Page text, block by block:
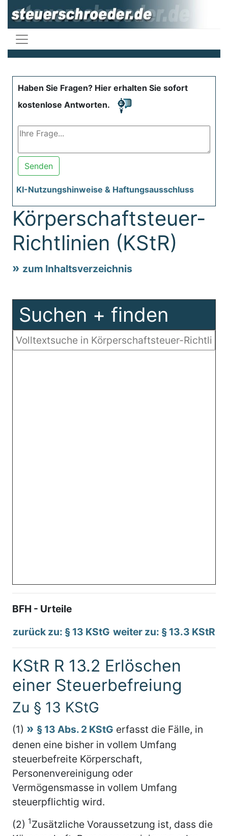
Haben Sie Fragen? Hier erhalten Sie sofort
kostenlose Antworten.
Senden
KI-Nutzungshinweise & Haftungsausschluss
Körperschaftsteuer-
Richtlinien (KStR)
zum Inhaltsverzeichnis
Suchen + finden
BFH - Urteile
zurück zu: § 13 KStG weiter zu: § 13.3 KStR
KStR R 13.2 Erlöschen
einer Steuerbefreiung
Zu § 13 KStG
(1) § 13 Abs. 2 KStG erfasst die Fälle, in
denen eine bisher in vollem Umfang
steuerbefreite Körperschaft,
Personenvereinigung oder
Vermögensmasse in vollem Umfang
steuerpflichtig wird.
(2) 1Zusätzliche Voraussetzung ist, dass die